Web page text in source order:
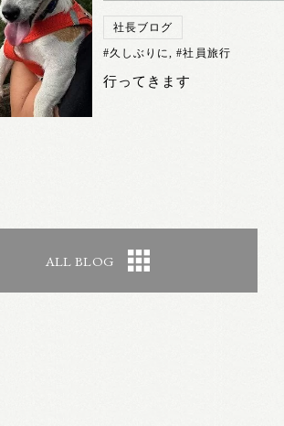
社長ブログ
#久しぶりに,#社員旅行
行ってきます
ALL BLOG